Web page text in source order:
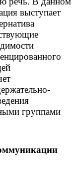
выступает
группами